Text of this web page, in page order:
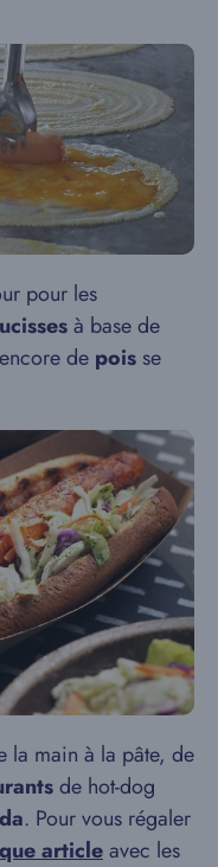
pour les
à base de
de pois se
la main à la pâte, de
de hot-dog
. Pour vous régaler
articleavec les